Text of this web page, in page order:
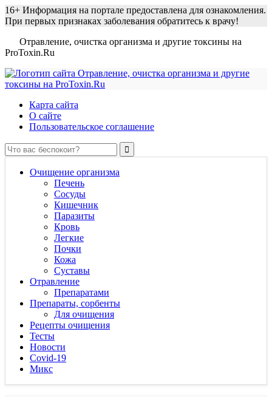
16+ Информация на портале предоставлена для ознакомления.
При первых признаках заболевания обратитесь к врачу!
Отравление, очистка организма и другие токсины на
ProToxin.Ru
Карта сайта
О сайте
Пользовательское соглашение
Очищение организма
Печень
Сосуды
Кишечник
Паразиты
Кровь
Легкие
Почки
Кожа
Суставы
Отравление
Препаратами
Препараты, сорбенты
Для очищения
Рецепты очищения
Тесты
Новости
Covid-19
Микс